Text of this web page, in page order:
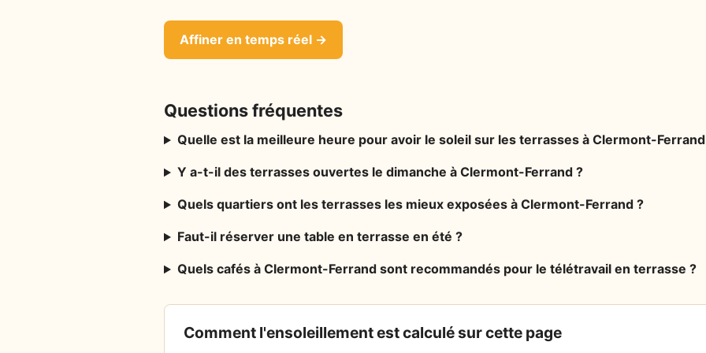
Affiner en temps réel →
Questions fréquentes
Quelle est la meilleure heure pour avoir le soleil sur les terrasses à Clermont-
Y a-t-il des terrasses ouvertes le dimanche à Clermont-Ferrand ?
Quels quartiers ont les terrasses les mieux exposées à Clermont-Ferrand ?
Faut-il réserver une table en terrasse en été ?
Quels cafés à Clermont-Ferrand sont recommandés pour le télétravail en terrasse ?
Comment l'ensoleillement est calculé sur cette page